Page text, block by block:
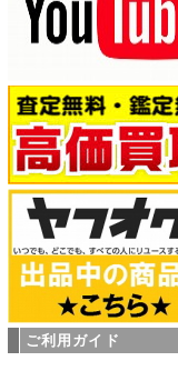
ご利用ガイド